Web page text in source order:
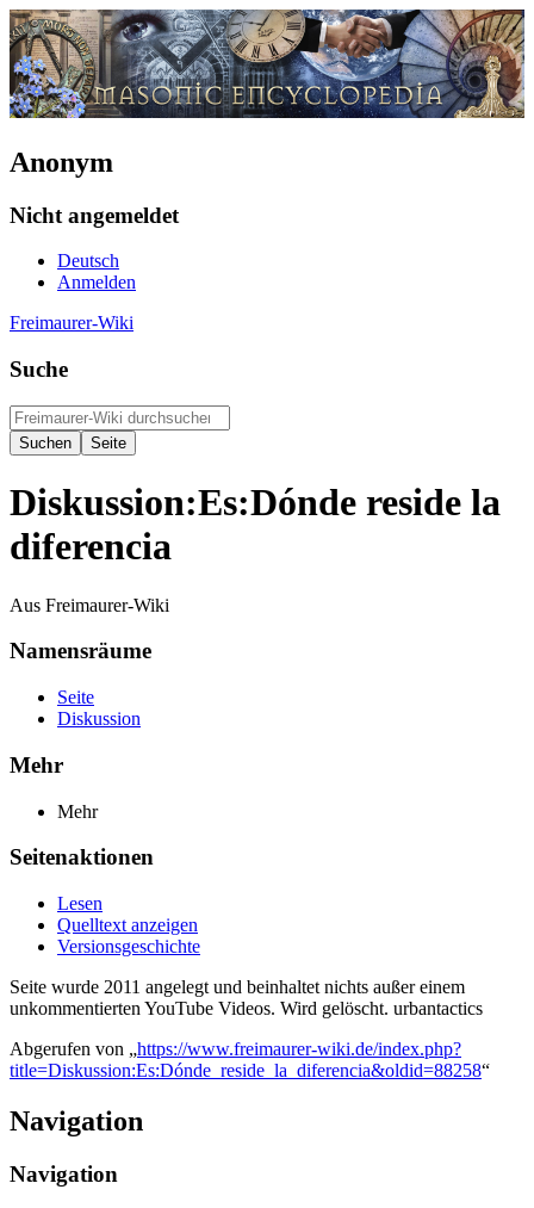
Anonym
Nicht angemeldet
Deutsch
Anmelden
Freimaurer-Wiki
Suche
Diskussion:Es:Dónde reside la
diferencia
Aus Freimaurer-Wiki
Namensräume
Seite
Diskussion
Mehr
Mehr
Seitenaktionen
Lesen
Quelltext anzeigen
Versionsgeschichte
Seite wurde 2011 angelegt und beinhaltet nichts außer einem
unkommentierten YouTube Videos. Wird gelöscht. urbantactics
Abgerufen von „https://www.freimaurer-wiki.de/index.php?
title=Diskussion:Es:Dónde_reside_la_diferencia&oldid=88258“
Navigation
Navigation